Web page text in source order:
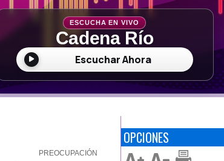
ESCUCHA EN VIVO
Cadena Río
Escuchar Ahora
PREOCUPACIÓN
OPCIONES